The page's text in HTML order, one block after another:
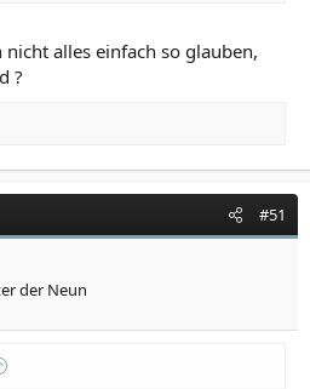
alles einfach so glauben,
?
#51
der Neun